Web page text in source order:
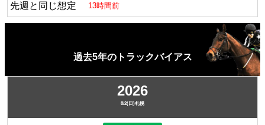
先週と同じ想定 13時間前
過去5年のトラックバイアス
2026
8/2(日)札幌